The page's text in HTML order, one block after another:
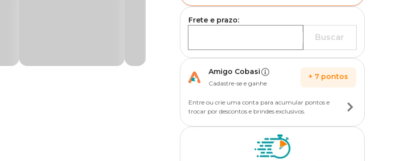
Frete e prazo:
Buscar
Amigo Cobasi
Cadastre-se e ganhe
+ 7 pontos
Entre ou crie uma conta para acumular pontos e
trocar por descontos e brindes exclusivos.